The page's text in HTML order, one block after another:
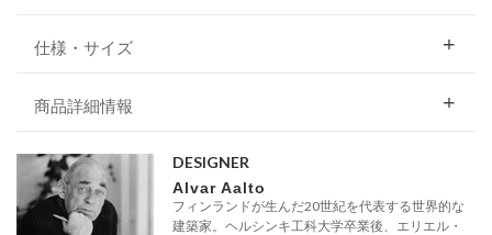
仕様・サイズ
商品詳細情報
DESIGNER
Alvar Aalto
フィンランドが生んだ20世紀を代表する世界的な
建築家。ヘルシンキ工科大学卒業後、エリエル・